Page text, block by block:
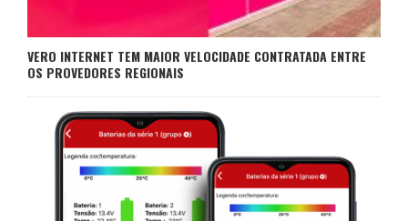
VERO INTERNET TEM MAIOR VELOCIDADE CONTRATADA ENTRE
OS PROVEDORES REGIONAIS